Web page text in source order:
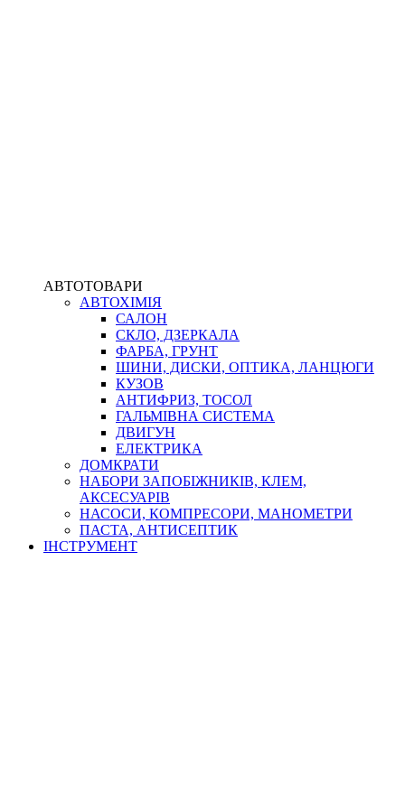
АВТОТОВАРИ
АВТОХІМІЯ
САЛОН
СКЛО, ДЗЕРКАЛА
ФАРБА, ГРУНТ
ШИНИ, ДИСКИ, ОПТИКА, ЛАНЦЮГИ
КУЗОВ
АНТИФРИЗ, ТОСОЛ
ГАЛЬМІВНА СИСТЕМА
ДВИГУН
ЕЛЕКТРИКА
ДОМКРАТИ
НАБОРИ ЗАПОБІЖНИКІВ, КЛЕМ,
АКСЕСУАРІВ
НАСОСИ, КОМПРЕСОРИ, МАНОМЕТРИ
ПАСТА, АНТИСЕПТИК
ІНСТРУМЕНТ